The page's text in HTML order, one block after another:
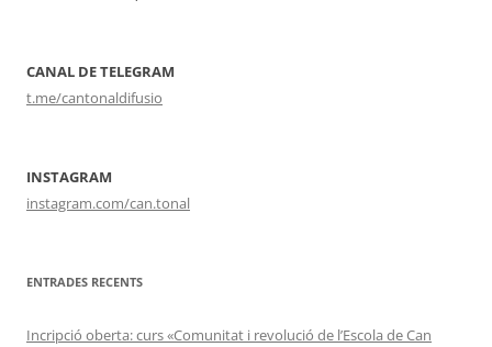
CANAL DE TELEGRAM
t.me/cantonaldifusio
INSTAGRAM
instagram.com/can.tonal
ENTRADES RECENTS
Incripció oberta: curs «Comunitat i revolució de l’Escola de Can